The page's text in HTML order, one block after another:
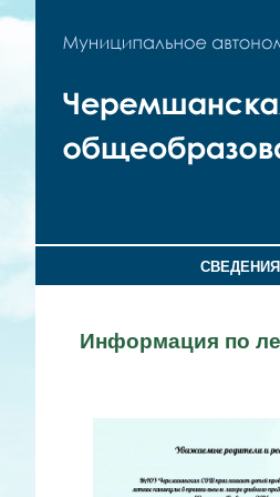
Информация по